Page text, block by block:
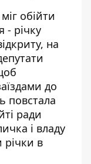
обійти
- річку
на
до
повстала
ради
і владу
річки в